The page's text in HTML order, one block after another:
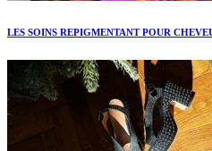
LES SOINS REPIGMENTANT POUR